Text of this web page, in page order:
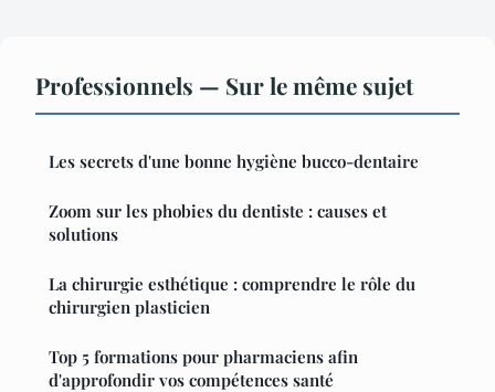
Professionnels — Sur le même sujet
Les secrets d'une bonne hygiène bucco-dentaire
Zoom sur les phobies du dentiste : causes et
solutions
La chirurgie esthétique : comprendre le rôle du
chirurgien plasticien
Top 5 formations pour pharmaciens afin
d'approfondir vos compétences santé